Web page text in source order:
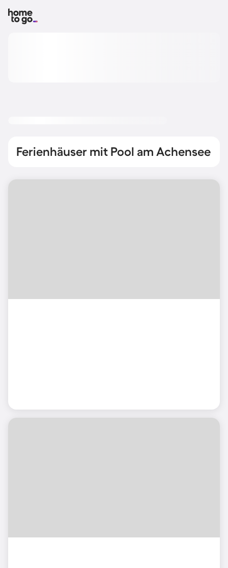
Ferienhäuser mit Pool am Achensee